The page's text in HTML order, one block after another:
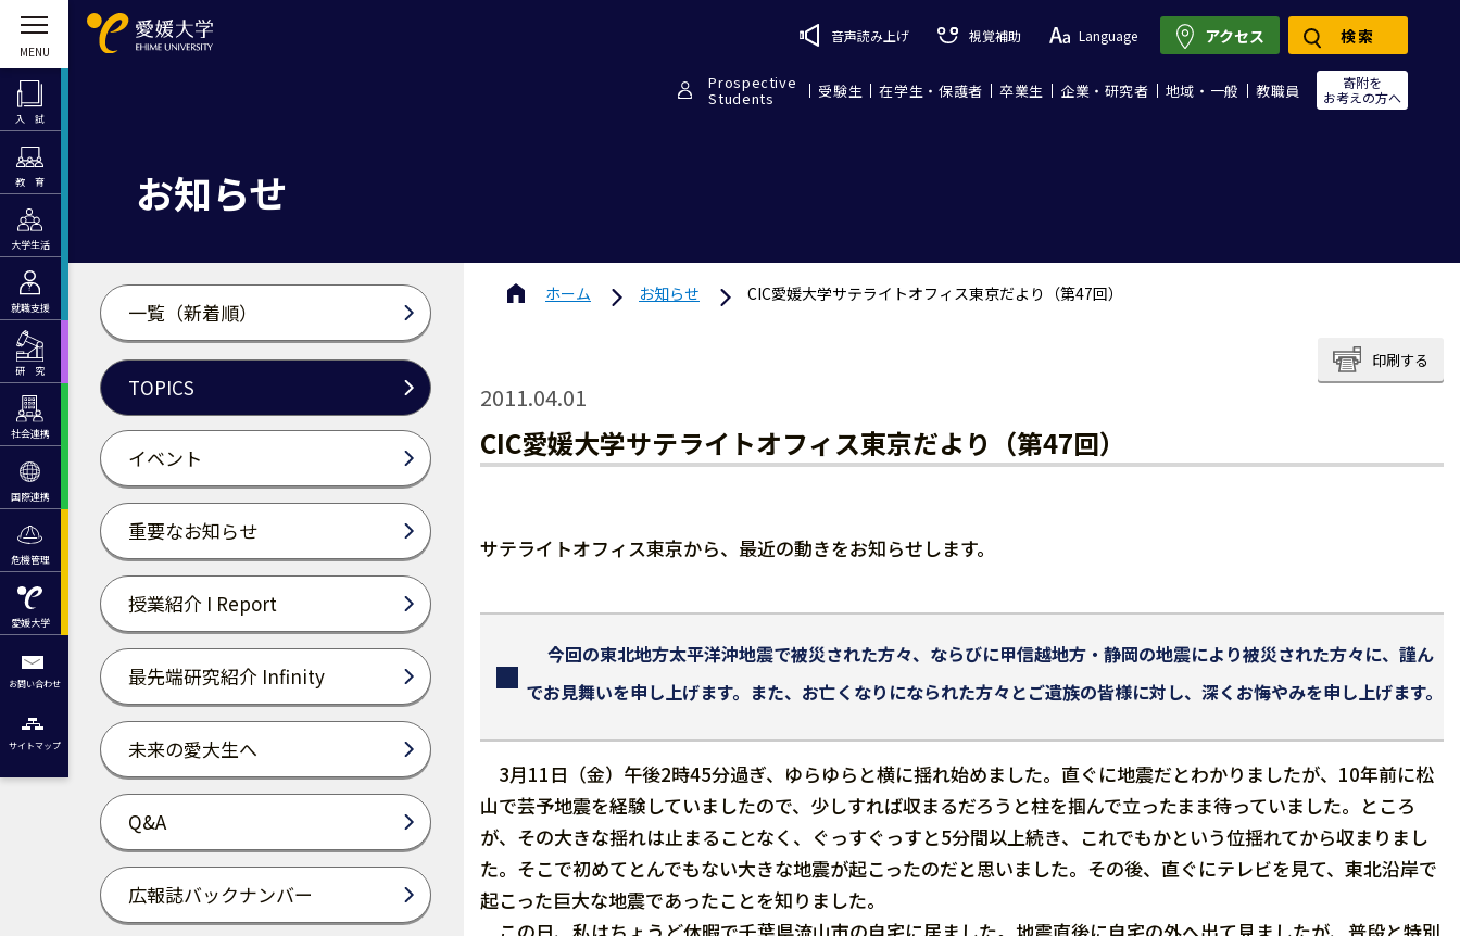
入 試
教 育
大学生活
就職支援
研 究
社会連携
国際連携
危機管理
愛媛大学
お問い合わせ
サイトマップ
音声読み上げ 視覚補助 Language
Prospective
Students 受験生 在学生・保護者 卒業生 企業・研究者 地域・一般 教職員
寄附を
お考えの方へ
アクセス 検索
お知らせ
一覧（新着順）
TOPICS
イベント
重要なお知らせ
授業紹介 I Report
最先端研究紹介 Infinity
未来の愛大生へ
Q&A
広報誌バックナンバー
ホーム お知らせ CIC愛媛大学サテライトオフィス東京だより（第47回）
印刷する
2011.04.01
CIC愛媛大学サテライトオフィス東京だより（第47回）
サテライトオフィス東京から、最近の動きをお知らせします。
今回の東北地方太平洋沖地震で被災された方々、ならびに甲信越地方・静岡の地震により被災された方々に、謹ん
でお見舞いを申し上げます。また、お亡くなりになられた方々とご遺族の皆様に対し、深くお悔やみを申し上げます。
3月11日（金）午後2時45分過ぎ、ゆらゆらと横に揺れ始めました。直ぐに地震だとわかりましたが、10年前に松
山で芸予地震を経験していましたので、少しすれば収まるだろうと柱を掴んで立ったまま待っていました。ところ
が、その大きな揺れは止まることなく、ぐっすぐっすと5分間以上続き、これでもかという位揺れてから収まりまし
た。そこで初めてとんでもない大きな地震が起こったのだと思いました。その後、直ぐにテレビを見て、東北沿岸で
起こった巨大な地震であったことを知りました。